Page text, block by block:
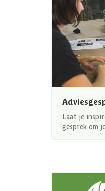
Laat je
gesprek om